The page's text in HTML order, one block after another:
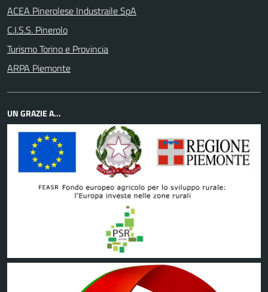
ACEA Pinerolese Industraile SpA
C.I.S.S. Pinerolo
Turismo Torino e Provincia
ARPA Piemonte
UN GRAZIE A...